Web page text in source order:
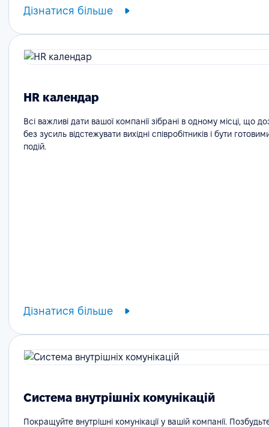
Дізнатися більше
HR календар
Всі важливі дати вашої компанії зібрані в одному місці, що
без зусиль відстежувати вихідні співробітників і бути
подій.
Дізнатися більше
Система внутрішніх комунікацій
Покращуйте внутрішні комунікації у вашій компанії.